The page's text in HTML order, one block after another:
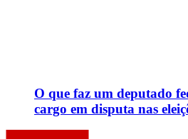
O que faz um deputado
cargo em disputa nas